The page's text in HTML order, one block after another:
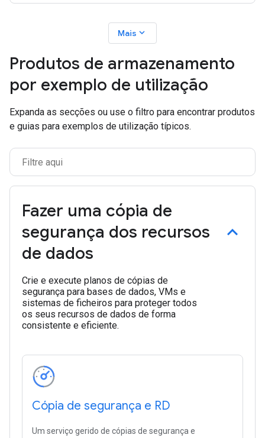
Mais expand_more
Produtos de armazenamento
por exemplo de utilização
Expanda as secções ou use o filtro para encontrar produtos
e guias para exemplos de utilização típicos.
Fazer uma cópia de
segurança dos recursos
de dados
Crie e execute planos de cópias de
segurança para bases de dados, VMs e
sistemas de ficheiros para proteger todos
os seus recursos de dados de forma
consistente e eficiente.
Cópia de segurança e RD
Um serviço gerido de cópias de segurança e